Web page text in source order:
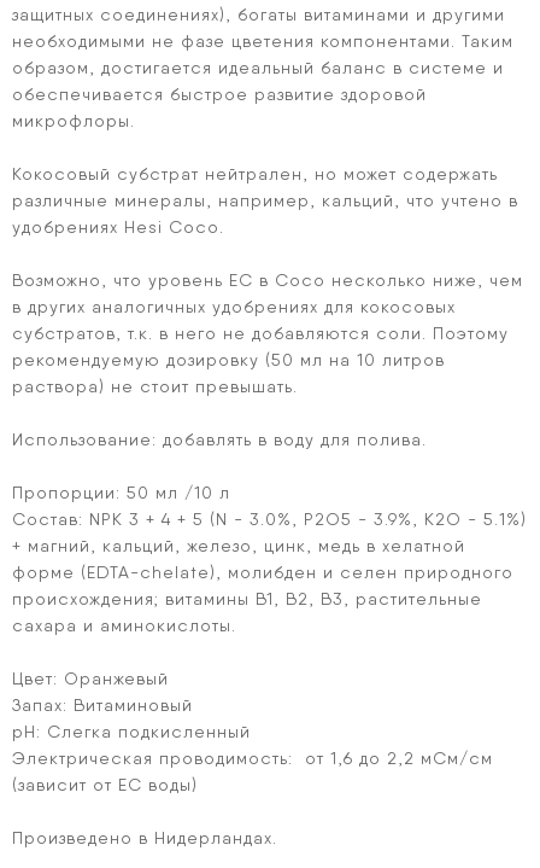
защитных соединениях), богаты витаминами и другими
необходимыми не фазе цветения компонентами. Таким
образом, достигается идеальный баланс в системе и
обеспечивается быстрое развитие здоровой
микрофлоры.
Кокосовый субстрат нейтрален, но может содержать
различные минералы, например, кальций, что учтено в
удобрениях Hesi Coco.
Возможно, что уровень ЕС в Coco несколько ниже, чем
в других аналогичных удобрениях для кокосовых
субстратов, т.к. в него не добавляются соли. Поэтому
рекомендуемую дозировку (50 мл на 10 литров
раствора) не стоит превышать.
Использование: добавлять в воду для полива.
Пропорции: 50 мл /10 л
Состав: NPK 3 + 4 + 5 (N - 3.0%, P2O5 - 3.9%, K2O - 5.1%)
+ магний, кальций, железо, цинк, медь в хелатной
форме (EDTA-chelate), молибден и селен природного
происхождения; витамины B1, B2, B3, растительные
сахара и аминокислоты.
Цвет: Оранжевый
Запах: Витаминовый
pH: Слегка подкисленный
Электрическая проводимость: от 1,6 до 2,2 мСм/см
(зависит от ЕС воды)
Произведено в Нидерландах.